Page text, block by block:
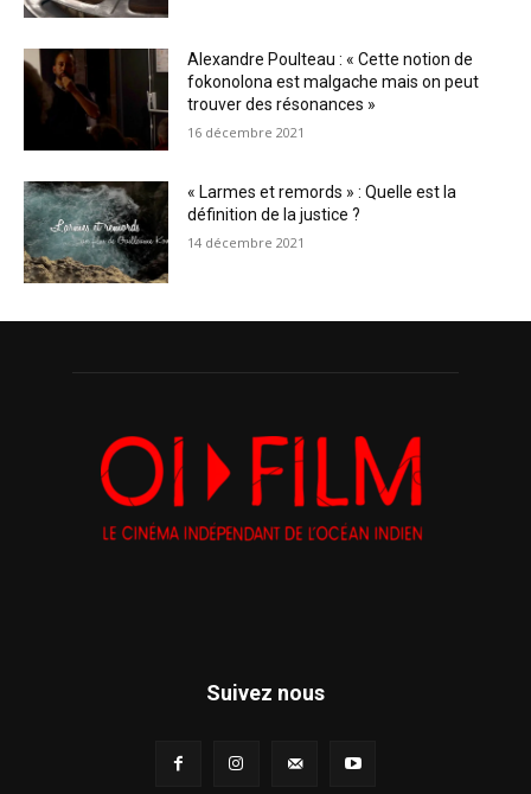
Alexandre Poulteau : « Cette notion de
fokonolona est malgache mais on peut
trouver des résonances »
16 décembre 2021
« Larmes et remords » : Quelle est la
définition de la justice ?
14 décembre 2021
Suivez nous